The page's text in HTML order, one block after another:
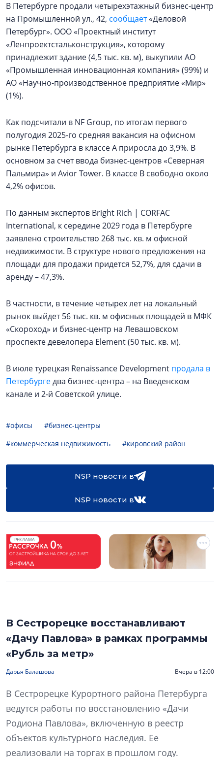
В Петербурге продали четырехэтажный бизнес-центр
на Промышленной ул., 42, сообщает«Деловой
Петербург». ООО «Проектный институт
«Ленпроектстальконструкция», которому
принадлежит здание (4,5 тыс. кв. м), выкупили АО
«Промышленная инновационная компания» (99%) и
АО «Научно-производственное предприятие «Мир»
(1%).
Как подсчитали в NF Group, по итогам первого
полугодия 2025-го средняя вакансия на офисном
рынке Петербурга в классе А приросла до 3,9%. В
основном за счет ввода бизнес-центров «Северная
Пальмира» и Avior Tower. В классе В свободно около
4,2% офисов.
По данным экспертов Bright Rich | CORFAC
International, к середине 2029 года в Петербурге
заявлено строительство 268 тыс. кв. м офисной
недвижимости. В структуре нового предложения на
площади для продажи придется 52,7%, для сдачи в
аренду – 47,3%.
В частности, в течение четырех лет на локальный
рынок выйдет 56 тыс. кв. м офисных площадей в МФК
«Скороход» и бизнес-центр на Левашовском
проспекте девелопера Element (50 тыс. кв. м).
В июле турецкая Renaissance Development продала в
Петербургедва бизнес-центра – на Введенском
канале и 2-й Советской улице.
#офисы
#бизнес-центры
#коммерческая недвижимость
#кировский район
NSP новости в
NSP новости в
РЕКЛАМА
В Сестрорецке восстанавливают
«Дачу Павлова» в рамках программы
«Рубль за метр»
Дарья Балашова Вчера в 12:00
В Сестрорецке Курортного района Петербурга
ведутся работы по восстановлению «Дачи
Родиона Павлова», включенную в реестр
объектов культурного наследия. Ее
реализовали на торгах в прошлом году.